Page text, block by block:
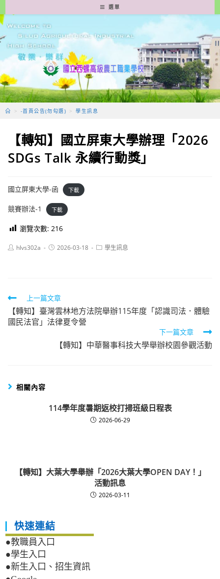
轉
至
要
容
選單
> -首頁公告(勿勾選) > 學生訊息
【轉知】國立屏東大學辦理「2026
SDGs Talk 永續行動獎」
國立屏東大學-函 下載
競賽辦法-1 下載
瀏覽次數: 216
Posthlvs302a
Post2026-03-18
Post學生訊息
Read
more
articles
上一篇文章
【轉知】臺灣雲林地方法院舉辦115年度「認識司法．體驗
國民法官」法律夏令營
下一篇文章
【轉知】中華醫事科技大學舉辦校園參觀活動
相關內容
114學年度暑期返校打掃班級日程表
2026-06-29
【轉知】大葉大學舉辦「2026大葉大學OPEN DAY！」
活動訊息
2026-03-11
快速連結
●教職員入口
●學生入口
●新生入口、招生資訊